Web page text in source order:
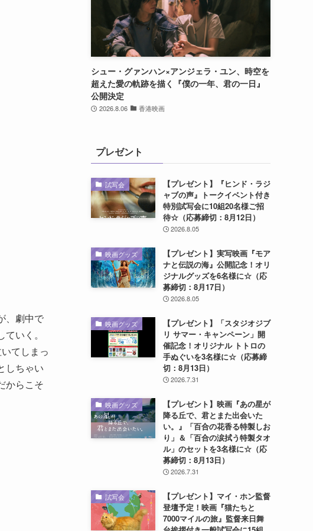
、劇中で
いく。
てしまっ
しちゃい
からこそ
シュー・グァンハン×アンジェラ・ユン、時空を
超えた愛の軌跡を描く『僕の一年、君の一日』
公開決定
2026.8.06 香港映画
プレゼント
試写会
【プレゼント】『ヒンド・ラジ
ャブの声』トークイベント付き
特別試写会に10組20名様ご招
待☆（応募締切：8月12日）
2026.8.05
映画グッズ
【プレゼント】実写映画『モア
ナと伝説の海』公開記念！オリ
ジナルグッズを6名様に☆（応
募締切：8月17日）
2026.8.05
映画グッズ
【プレゼント】「スタジオジブ
リ サマー・キャンペーン」開
催記念！オリジナル トトロの
手ぬぐいを3名様に☆（応募締
切：8月13日）
2026.7.31
映画グッズ
【プレゼント】映画『あの星が
降る丘で、君とまた出会いた
い。』「百合の花香る特製しお
り」＆「百合の涙拭う特製タオ
ル」のセットを3名様に☆（応
募締切：8月13日）
2026.7.31
試写会
【プレゼント】マイ・ホン監督
登壇予定！映画『猫たちと
7000マイルの旅』監督来日舞